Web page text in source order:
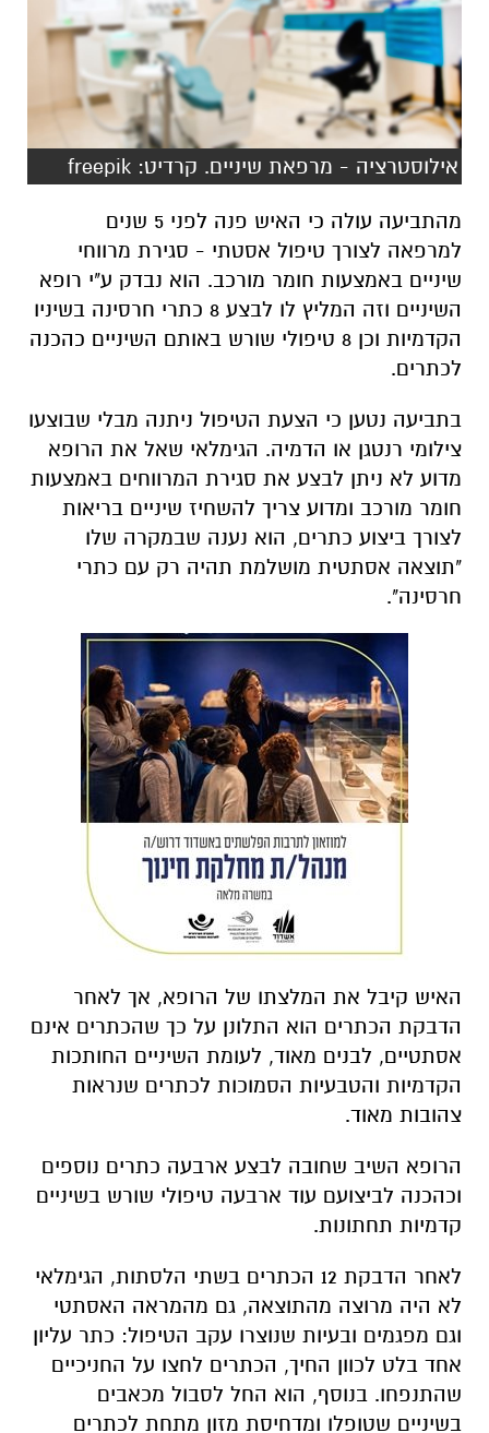
אילוסטרציה - מרפאת שיניים. קרדיט: freepik
מהתביעה עולה כי האיש פנה לפני 5 שנים
למרפאה לצורך טיפול אסטתי - סגירת מרווחי
שיניים באמצעות חומר מורכב. הוא נבדק ע"י רופא
השיניים וזה המליץ לו לבצע 8 כתרי חרסינה בשיניו
הקדמיות וכן 8 טיפולי שורש באותם השיניים כהכנה
לכתרים.
בתביעה נטען כי הצעת הטיפול ניתנה מבלי שבוצעו
צילומי רנטגן או הדמיה. הגימלאי שאל את הרופא
מדוע לא ניתן לבצע את סגירת המרווחים באמצעות
חומר מורכב ומדוע צריך להשחיז שיניים בריאות
לצורך ביצוע כתרים, הוא נענה שבמקרה שלו
"תוצאה אסתטית מושלמת תהיה רק עם כתרי
חרסינה".
האיש קיבל את המלצתו של הרופא, אך לאחר
הדבקת הכתרים הוא התלונן על כך שהכתרים אינם
אסתטיים, לבנים מאוד, לעומת השיניים החותכות
הקדמיות והטבעיות הסמוכות לכתרים שנראות
צהובות מאוד.
הרופא השיב שחובה לבצע ארבעה כתרים נוספים
וכהכנה לביצועם עוד ארבעה טיפולי שורש בשיניים
קדמיות תחתונות.
לאחר הדבקת 12 הכתרים בשתי הלסתות, הגימלאי
לא היה מרוצה מהתוצאה, גם מהמראה האסתטי
וגם מפגמים ובעיות שנוצרו עקב הטיפול: כתר עליון
אחד בלט לכוון החיך, הכתרים לחצו על החניכיים
שהתנפחו. בנוסף, הוא החל לסבול מכאבים
בשיניים שטופלו ומדחיסת מזון מתחת לכתרים